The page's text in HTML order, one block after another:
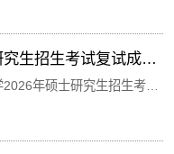
生招生考试复试成绩
制专业）
年硕士研究生招生考试
类）》要求，结合学校、